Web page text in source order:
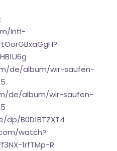
intl-
de/album/wir-saufen-
de/album/wir-saufen-
B0D1BTZXT4
watch?
1rfTMp-R